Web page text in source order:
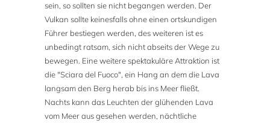
sein, so sollten sie nicht begangen werden. Der
Vulkan sollte keinesfalls ohne einen ortskundigen
Führer bestiegen werden, des weiteren ist es
unbedingt ratsam, sich nicht abseits der Wege zu
bewegen. Eine weitere spektakuläre Attraktion ist
die "Sciara del Fuoco", ein Hang an dem die Lava
langsam den Berg herab bis ins Meer fließt.
Nachts kann das Leuchten der glühenden Lava
vom Meer aus gesehen werden, nächtliche